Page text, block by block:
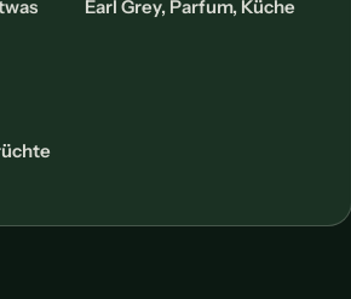
Earl Grey, Parfum, Küche